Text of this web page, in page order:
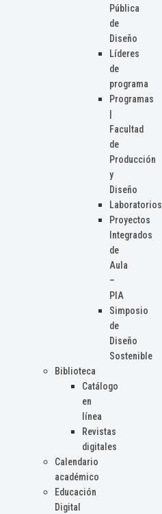
Pública
de
Diseño
Líderes
de
programa
Programas
Facultad
de
Producción
y
Diseño
Laboratorios
Proyectos
Integrados
de
Aula
–
PIA
Simposio
de
Diseño
Sostenible
Biblioteca
Catálogo
en
línea
Revistas
digitales
Calendario
académico
Educación
Digital